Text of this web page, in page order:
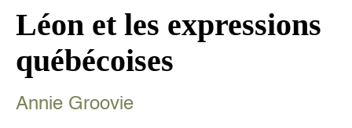
Léon et les expressions
québécoises
Annie Groovie